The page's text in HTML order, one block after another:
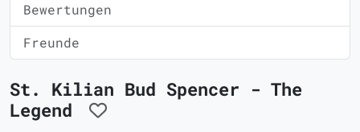
Bewertungen
Freunde
St. Kilian Bud Spencer - The
Legend